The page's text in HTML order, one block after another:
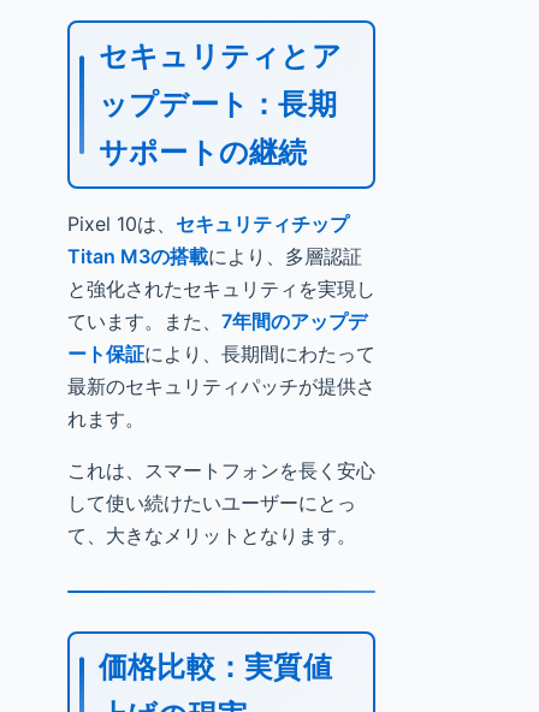
セキュリティとア
ップデート：長期
サポートの継続
Pixel 10は、 セキュリティチップ
Titan M3の搭載により、多層認証
と強化されたセキュリティを実現し
ています。また、 7年間のアップデ
ート保証により、長期間にわたって
最新のセキュリティパッチが提供さ
れます。
これは、スマートフォンを長く安心
して使い続けたいユーザーにとっ
て、大きなメリットとなります。
価格比較：実質値